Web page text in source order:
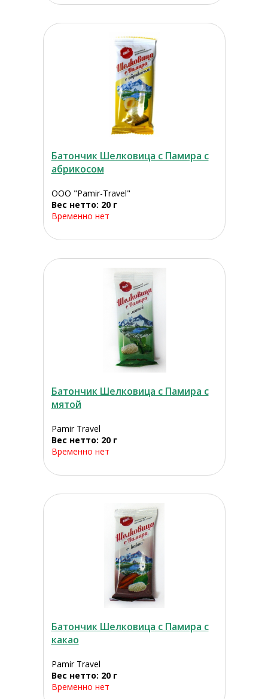
Батончик Шелковица с Памира с
абрикосом
ООО "Pamir-Travel"
Вес нетто: 20 г
Временно нет
Батончик Шелковица с Памира с
мятой
Pamir Travel
Вес нетто: 20 г
Временно нет
Батончик Шелковица с Памира с
какао
Pamir Travel
Вес нетто: 20 г
Временно нет